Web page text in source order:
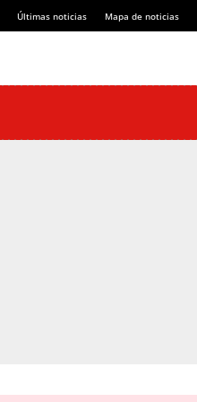
Últimas noticias Mapa de noticias